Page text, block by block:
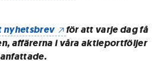
nyhetsbrev
för att varje dag få
affärerna i våra aktieportföljer